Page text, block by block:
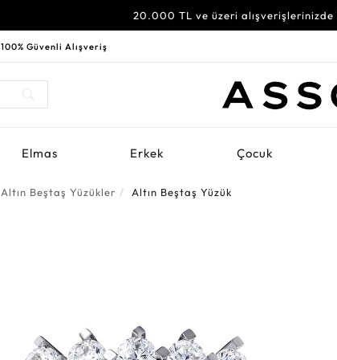
20.000 TL ve üzeri alışverişlerinizde
100% Güvenli Alışveriş
Elmas Erkek Çocuk
Altın Beştaş Yüzükler Altın Beştaş Yüzük